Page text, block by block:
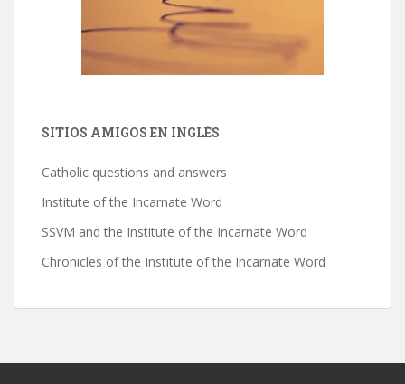
SITIOS AMIGOS EN INGLÉS
Catholic questions and answers
Institute of the Incarnate Word
SSVM and the Institute of the Incarnate Word
Chronicles of the Institute of the Incarnate Word